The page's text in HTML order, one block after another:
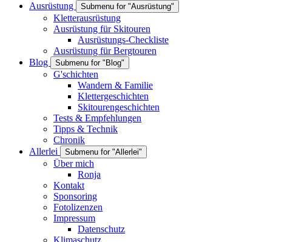
Ausrüstung
Submenu for "Ausrüstung"
Kletterausrüstung
Ausrüstung für Skitouren
Ausrüstungs-Checkliste
Ausrüstung für Bergtouren
Blog
Submenu for "Blog"
G'schichten
Wandern & Familie
Klettergeschichten
Skitourengeschichten
Tests & Empfehlungen
Tipps & Technik
Chronik
Allerlei
Submenu for "Allerlei"
Über mich
Ronja
Kontakt
Sponsoring
Fotolizenzen
Impressum
Datenschutz
Klimaschutz